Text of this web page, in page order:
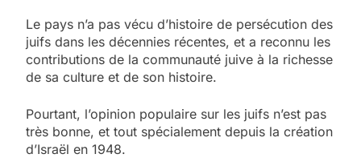
Le pays n’a pas vécu d’histoire de persécution des
juifs dans les décennies récentes, et a reconnu les
contributions de la communauté juive à la richesse
de sa culture et de son histoire.
Pourtant, l’opinion populaire sur les juifs n’est pas
très bonne, et tout spécialement depuis la création
d’Israël en 1948.